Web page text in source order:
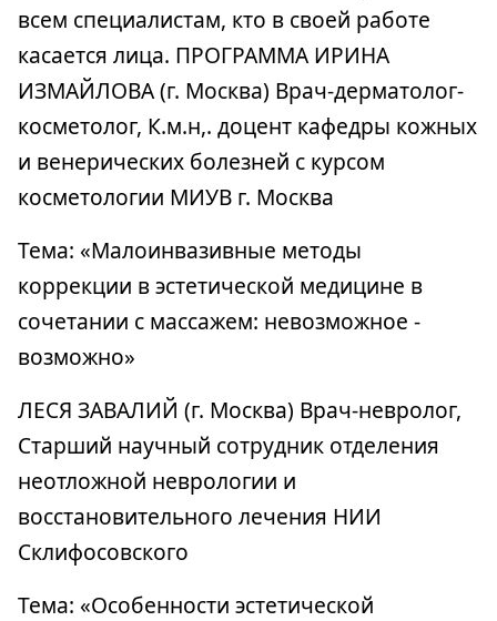
всем специалистам, кто в своей работе
касается лица. ПРОГРАММА ИРИНА
ИЗМАЙЛОВА (г. Москва) Врач-дерматолог-
косметолог, К.м.н,. доцент кафедры кожных
и венерических болезней с курсом
косметологии МИУВ г. Москва
Тема: «Малоинвазивные методы
коррекции в эстетической медицине в
сочетании с массажем: невозможное -
возможно»
ЛЕСЯ ЗАВАЛИЙ (г. Москва) Врач-невролог,
Старший научный сотрудник отделения
неотложной неврологии и
восстановительного лечения НИИ
Склифосовского
Тема: «Особенности эстетической